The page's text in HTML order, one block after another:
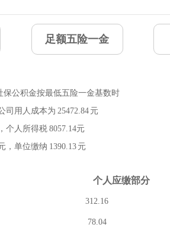
足额五险一金
保公积金按最低五险一金基数时
司用人成本为 25472.84元
个人所得税8057.14元
，单位缴纳 1390.13元
个人应缴部分
312.16
78.04